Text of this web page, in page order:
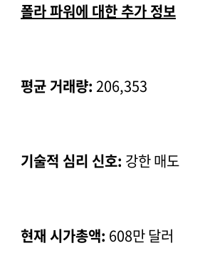
폴라 파워에 대한 추가 정보
평균 거래량: 206,353
기술적 심리 신호: 강한 매도
현재 시가총액: 608만 달러